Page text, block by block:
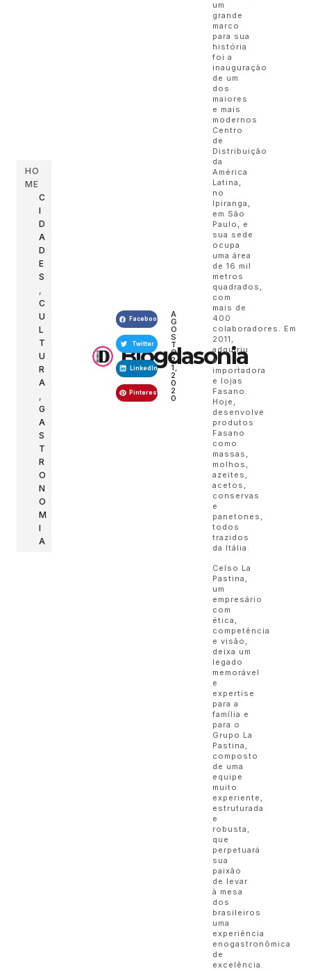
HO
ME
C
I
D
A
D
E
S
,
C
U
L
T
U
R
A
,
G
A
S
T
R
O
N
O
M
I
A
Blogdasonia
Facebook
Twitter
LinkedIn
Pinterest
A
G
O
S
T
O
2
1,
2
0
2
0
um
grande
marco
para sua
história
foi a
inauguração
de um
dos
maiores
e mais
modernos
Centro
de
Distribuição
da
América
Latina,
no
Ipiranga,
em São
Paulo, e
sua sede
ocupa
uma área
de 16 mil
metros
quadrados,
com
mais de
400
colaboradores. Em
2011,
adquiriu
a
importadora
e lojas
Fasano.
Hoje,
desenvolve
produtos
Fasano
como
massas,
molhos,
azeites,
acetos,
conservas
e
panetones,
todos
trazidos
da Itália.
Celso La
Pastina,
um
empresário
com
ética,
competência
e visão,
deixa um
legado
memorável
e
expertise
para a
família e
para o
Grupo La
Pastina,
composto
de uma
equipe
muito
experiente,
estruturada
e
robusta,
que
perpetuará
sua
paixão
de levar
à mesa
dos
brasileiros
uma
experiência
enogastronômica
de
excelência.